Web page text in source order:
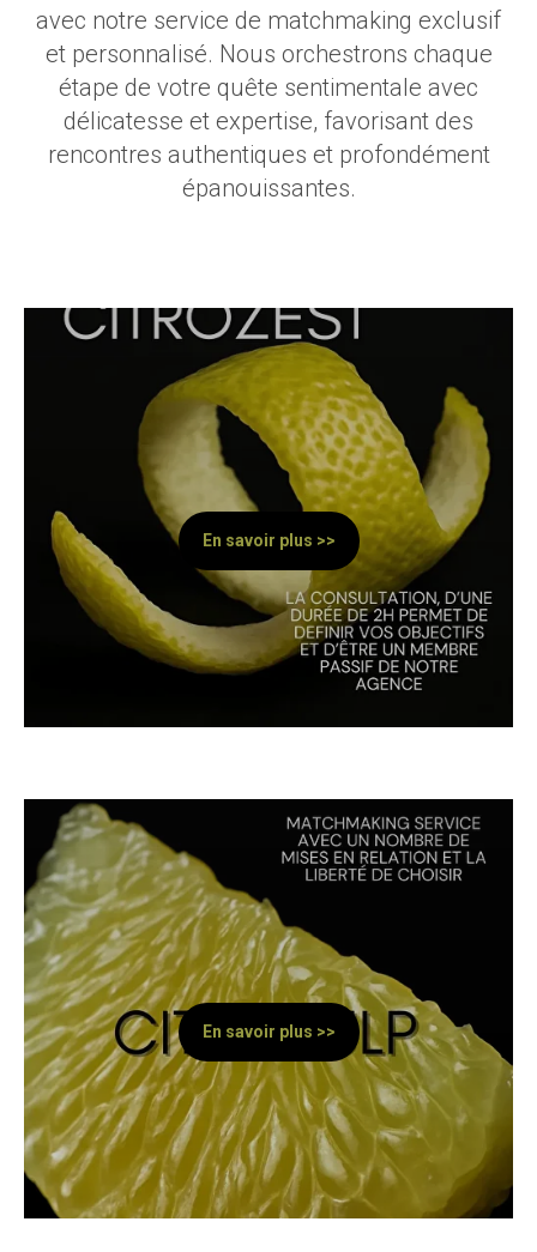
avec notre service de matchmaking exclusif
et personnalisé. Nous orchestrons chaque
étape de votre quête sentimentale avec
délicatesse et expertise, favorisant des
rencontres authentiques et profondément
épanouissantes.
En savoir plus >>
En savoir plus >>